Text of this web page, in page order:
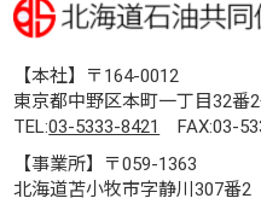
【本社】〒164-0012
東京都中野区本町一丁目32番
TEL:03-5333-8421
FAX:03-
【事業所】〒059-1363
北海道苫小牧市字静川307番2